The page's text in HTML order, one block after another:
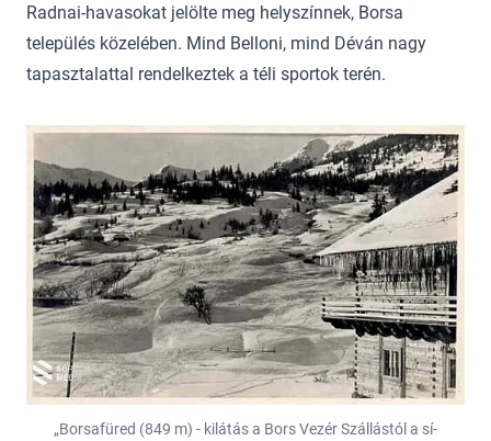
Radnai-havasokat jelölte meg helyszínnek, Borsa
település közelében. Mind Belloni, mind Déván nagy
tapasztalattal rendelkeztek a téli sportok terén.
„Borsafüred (849 m) - kilátás a Bors Vezér Szállástól a sí-